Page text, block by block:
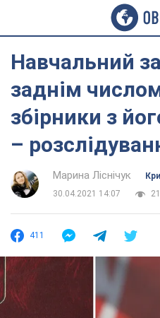
Навчальний
заднім
збірники з
–
Марина Ліснічук
30.04.2021 14:07
411